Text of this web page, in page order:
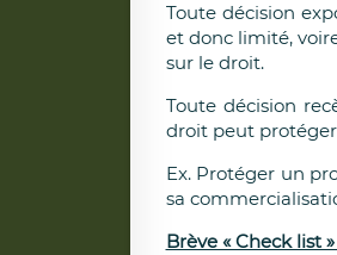
Toute décision
et donc limité,
sur le droit.
Toute décision
droit peut
Ex. Protéger un
sa
Brève « Check list